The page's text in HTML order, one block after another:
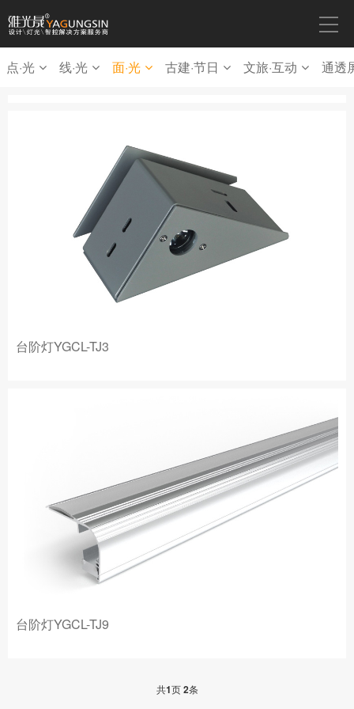
点·光 线·光 面·光 古建·节日 文旅·互动 通透
台阶灯YGCL-TJ3
台阶灯YGCL-TJ9
共1页2条